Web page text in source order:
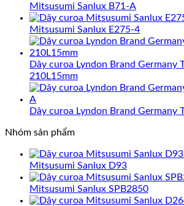
Mitsusumi Sanlux B71-A
Mitsusumi Sanlux E275-4
Dây curoa Lyndon Brand Germany
210L15mm
Dây curoa Lyndon Brand Germany
Nhóm sản phẩm
Mitsusumi Sanlux D93
Mitsusumi Sanlux SPB2850